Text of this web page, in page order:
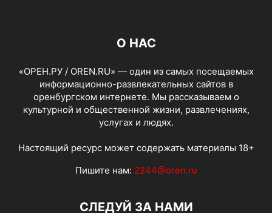
О НАС
«ОРЕН.РУ / OREN.RU» — один из самых посещаемых
информационно-развлекательных сайтов в
оренбургском интернете. Мы рассказываем о
культурной и общественной жизни, развлечениях,
услугах и людях.
Настоящий ресурс может содержать материалы 18+
Пишите нам: 2244@oren.ru
СЛЕДУЙ ЗА НАМИ